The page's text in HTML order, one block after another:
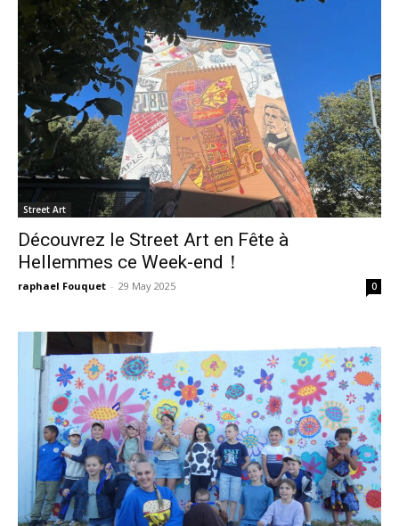
Street Art
Découvrez le Street Art en Fête à
Hellemmes ce Week-end！
raphael Fouquet - 29 May 2025 0